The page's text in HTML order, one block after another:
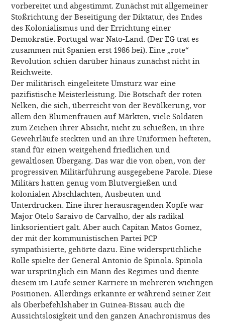
vorbereitet und abgestimmt. Zunächst mit allgemeiner
Stoßrichtung der Beseitigung der Diktatur, des Endes
des Kolonialismus und der Errichtung einer
Demokratie. Portugal war Nato-Land. (Der EG trat es
zusammen mit Spanien erst 1986 bei). Eine „rote“
Revolution schien darüber hinaus zunächst nicht in
Reichweite.
Der militärisch eingeleitete Umsturz war eine
pazifistische Meisterleistung. Die Botschaft der roten
Nelken, die sich, überreicht von der Bevölkerung, vor
allem den Blumenfrauen auf Märkten, viele Soldaten
zum Zeichen ihrer Absicht, nicht zu schießen, in ihre
Gewehrläufe steckten und an ihre Uniformen hefteten,
stand für einen weitgehend friedlichen und
gewaltlosen Übergang. Das war die von oben, von der
progressiven Militärführung ausgegebene Parole. Diese
Militärs hatten genug vom Blutvergießen und
kolonialen Abschlachten, Ausbeuten und
Unterdrücken. Eine ihrer herausragenden Köpfe war
Major Otelo Saraivo de Carvalho, der als radikal
linksorientiert galt. Aber auch Capitan Matos Gomez,
der mit der kommunistischen Partei PCP
sympathisierte, gehörte dazu. Eine widersprüchliche
Rolle spielte der General Antonio de Spinola. Spinola
war ursprünglich ein Mann des Regimes und diente
diesem im Laufe seiner Karriere in mehreren wichtigen
Positionen. Allerdings erkannte er während seiner Zeit
als Oberbefehlshaber in Guinea-Bissau auch die
Aussichtslosigkeit und den ganzen Anachronismus des